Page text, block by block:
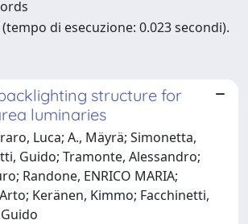
di esecuzione: 0.023 secondi).
structure for
luminaries
Luca; A., Mäyrä; Simonetta,
Guido; Tramonte, Alessandro;
Randone, ENRICO MARIA;
Keränen, Kimmo; Facchinetti,